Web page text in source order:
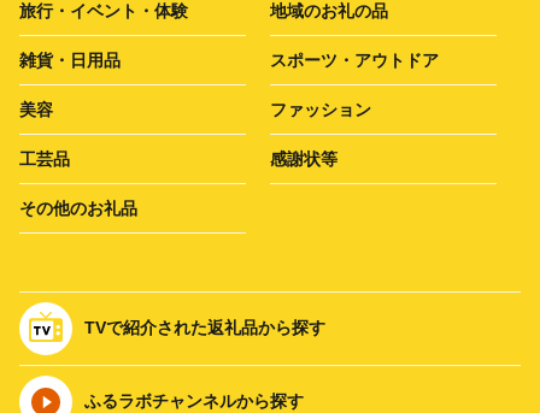
旅行・イベント・体験 地域のお礼の品
雑貨・日用品 スポーツ・アウトドア
美容 ファッション
工芸品 感謝状等
その他のお礼品
TVで紹介された返礼品から探す
ふるラボチャンネルから探す